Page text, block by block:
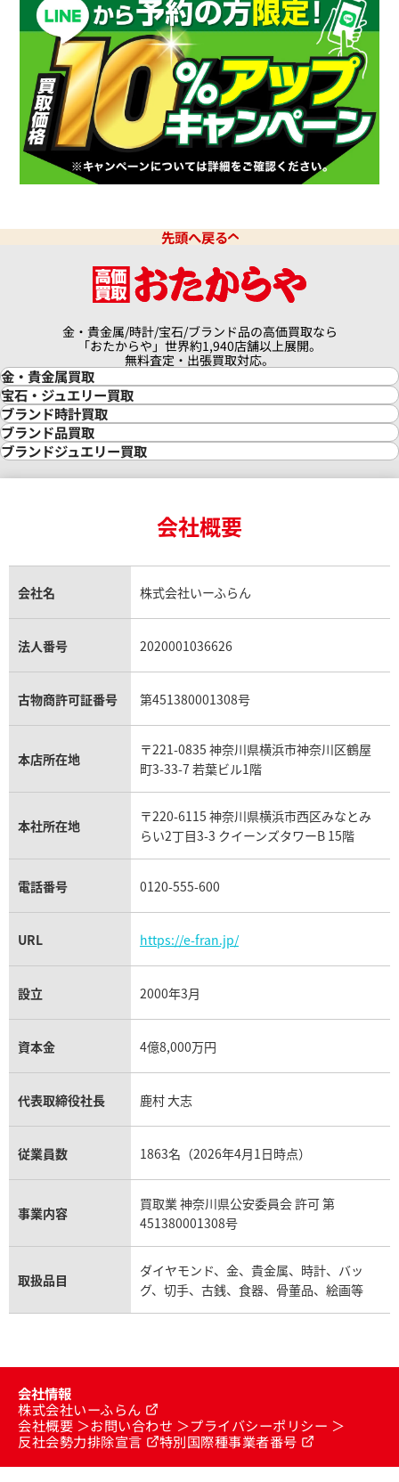
先頭へ戻る
金・貴金属/時計/宝石/ブランド品の高価買取なら
「おたからや」世界約1,940店舗以上展開。
無料査定・出張買取対応。
金・貴金属買取
金買取
金の相場価格情報
金の参考買取価格一覧
インゴット買取
インゴットの相場価格情報
24金買取
金貨買取
貴金属買取
銀・シルバー買取
パラジウム買取
宝石・ジュエリー買取
宝石・ジュエリー買取
ダイヤモンド買取
ダイヤモンド・宝石の参考価格一覧
リング・結婚指輪買取
エメラルド買取
トパーズ買取
タンザナイト買取
キャッツアイ買取
アクアマリン買取
ブランド時計買取
時計買取
ロレックス買取
ロレックス デイトナ買取
ロレックス サブマリーナー買取
ロレックス エクスプローラー買取
ロレックス デイトジャスト買取
パテック フィリップノーチラス買取
ヴァシュロン・コンスタンタン買取
オメガ買取
カルティエ買取
フランク ミュラー買取
リシャール・ミル買取
パネライ買取
チューダー（チュードル）買取
ブランド品買取
ブランド買取
シャネル マトラッセ買取
セリーヌ買取
プラダ買取
ブランドジュエリー買取
ヴァンクリーフ＆アーペル買取
ショーメ買取
ダミアーニ買取
モーブッサン買取
会社概要
会社名 株式会社いーふらん
法人番号 2020001036626
古物商許可証番号 第451380001308号
本店所在地
〒221-0835 神奈川県横浜市神奈川区鶴屋
町3-33-7 若葉ビル1階
本社所在地
〒220-6115 神奈川県横浜市西区みなとみ
らい2丁目3-3 クイーンズタワーB 15階
電話番号 0120-555-600
URL https://e-fran.jp/
設立 2000年3月
資本金 4億8,000万円
代表取締役社長 鹿村 大志
従業員数 1863名（2026年4月1日時点）
事業内容
買取業 神奈川県公安委員会 許可 第
451380001308号
取扱品目
ダイヤモンド、金、貴金属、時計、バッ
グ、切手、古銭、食器、骨董品、絵画等
会社情報
株式会社いーふらん
会社概要
お問い合わせ
プライバシーポリシー
反社会勢力排除宣言
特別国際種事業者番号